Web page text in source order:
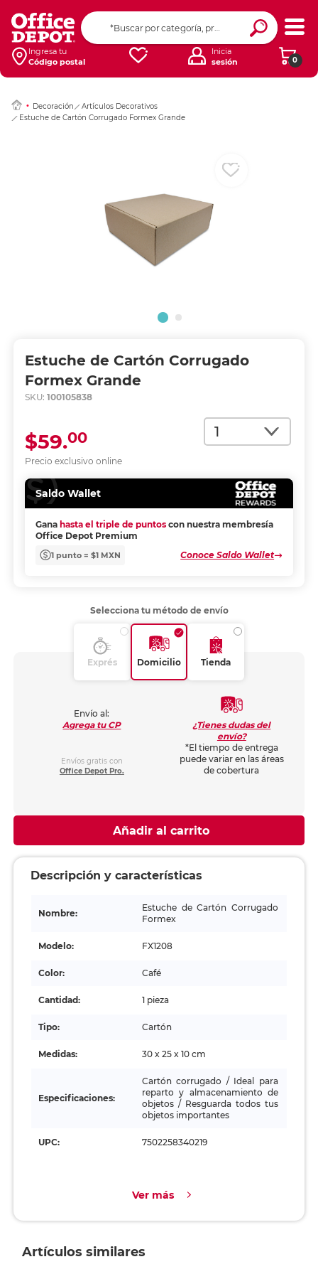
Ingresa tu
Código postal
0
Inicia
sesión
Decoración
Artículos Decorativos
Estuche de Cartón Corrugado Formex Grande
Estuche de Cartón Corrugado
Formex Grande
SKU: 100105838
Cantidad
Precio exclusivo online
$59.00
Saldo Wallet
Gana hasta el triple de puntos con nuestra membresía
Office Depot Premium
1 punto = $1 MXN Conoce Saldo Wallet
Ingresar Codigo
Selecciona tu método de envío
Exprés Domicilio Tienda
Envío al:
Agrega tu CP
Envíos gratis con
Office Depot Pro.
¿Tienes dudas del
envío?
*El tiempo de entrega
puede variar en las áreas
de cobertura
Añadir al carrito
Descripción y características
Nombre:
Estuche de Cartón Corrugado
Formex
Modelo: FX1208
Color: Café
Cantidad: 1 pieza
Tipo: Cartón
Medidas: 30 x 25 x 10 cm
Especificaciones:
Cartón corrugado / Ideal para
reparto y almacenamiento de
objetos / Resguarda todos tus
objetos importantes
UPC: 7502258340219
Ver más
Artículos similares